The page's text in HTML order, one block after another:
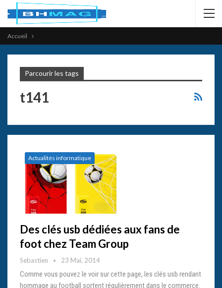
Accueil
Parcourir les tags
t141
Actualités informatique
Des clés usb dédiées aux fans de
foot chez Team Group
Sebastien 23 Mai, 2014
Comme vous pouvez le voir sur cette page, les clés usb rendant
hommage au football sortent régulièrement dans le commerce.